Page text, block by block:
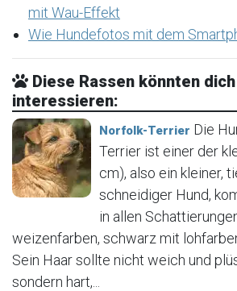
mit Wau-Effekt
Wie Hundefotos mit dem
Diese Rassen könnten
interessieren:
Norfolk-Terrier Die
Terrier ist einer der
cm), also ein kleiner,
schneidiger Hund,
in allen
weizenfarben, schwarz mit
Sein Haar sollte nicht weich und
sondern hart,...